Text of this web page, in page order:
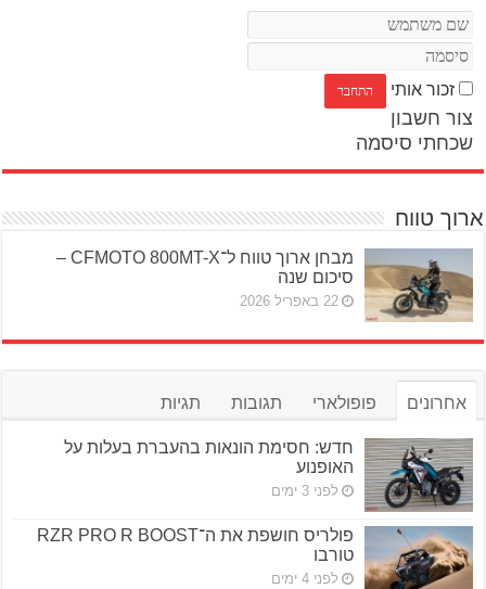
זכור אותי
צור חשבון
שכחתי סיסמה
ארוך טווח
מבחן ארוך טווח ל־CFMOTO 800MT-X –
סיכום שנה
22 באפריל 2026
אחרונים פופולארי תגובות תגיות
חדש: חסימת הונאות בהעברת בעלות על
האופנוע
לפני 3 ימים
פולריס חושפת את ה־RZR PRO R BOOST
טורבו
לפני 4 ימים